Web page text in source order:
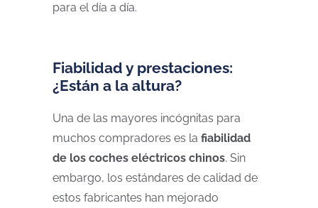
para el día a día.
Fiabilidad y prestaciones:
¿Están a la altura?
Una de las mayores incógnitas para
muchos compradores es la fiabilidad
de los coches eléctricos chinos. Sin
embargo, los estándares de calidad de
estos fabricantes han mejorado